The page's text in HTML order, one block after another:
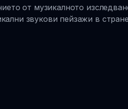
от музикалното
звукови пейзажи в